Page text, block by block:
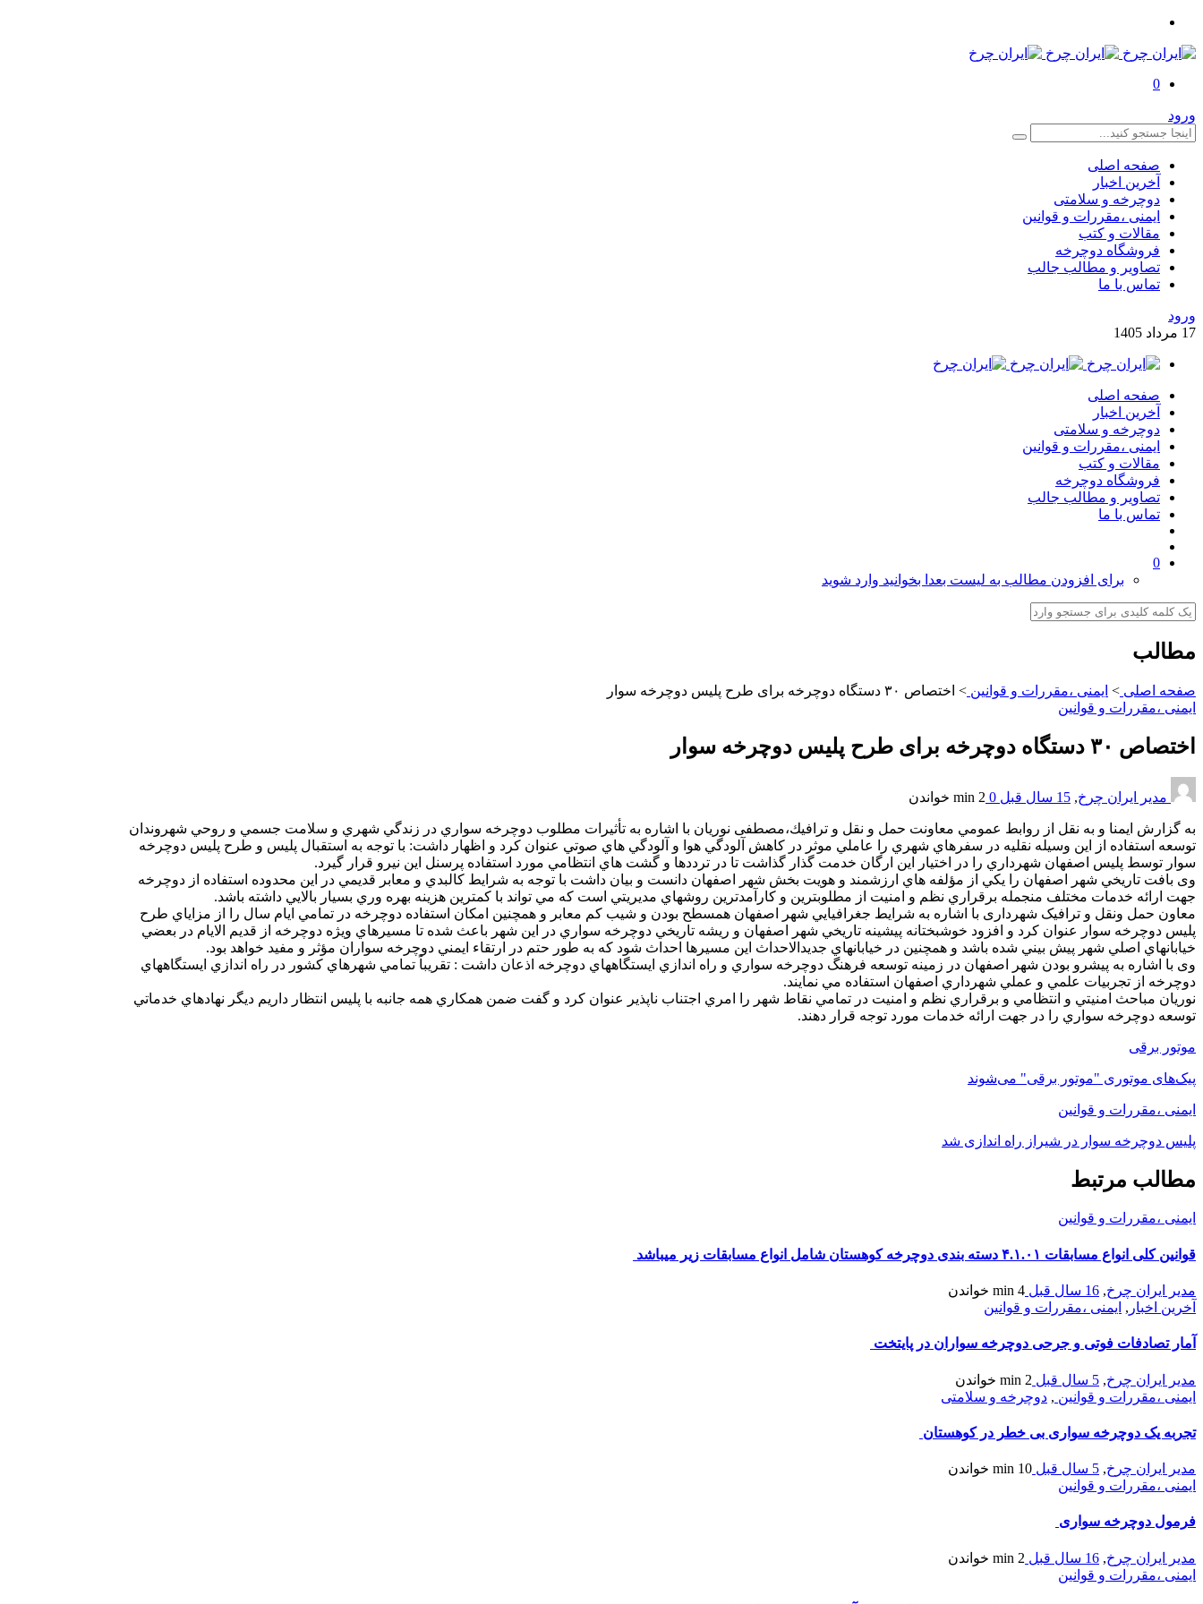
0
ورود
صفحه اصلی
آخرین اخبار
دوچرخه و سلامتی
ایمنی ،مقررات و قوانین
مقالات و کتب
فروشگاه دوچرخه
تصاویر و مطالب جالب
تماس با ما
ورود
17 مرداد 1405
صفحه اصلی
آخرین اخبار
دوچرخه و سلامتی
ایمنی ،مقررات و قوانین
مقالات و کتب
فروشگاه دوچرخه
تصاویر و مطالب جالب
تماس با ما
0
برای افزودن مطالب به لیست بعدا بخوانید وارد شوید
مطالب
صفحه اصلی > ایمنی ،مقررات و قوانین > اختصاص ۳۰ دستگاه دوچرخه برای طرح پلیس دوچرخه سوار
ایمنی ،مقررات و قوانین
اختصاص ۳۰ دستگاه دوچرخه برای طرح پلیس دوچرخه سوار
مدیر ایران چرخ, 15 سال قبل 0
2 min خواندن
به گزارش ایمنا و به نقل از روابط عمومي معاونت حمل و نقل و ترافيك،مصطفی نوريان با اشاره به تأثيرات مطلوب دوچرخه سواري در زندگي شهري و سلامت جسمي و روحي شهروندان
توسعه استفاده از اين وسيله نقليه در سفرهاي شهري را عاملي موثر در كاهش آلودگي هوا و آلودگي هاي صوتي عنوان كرد و اظهار داشت: با توجه به استقبال پليس و طرح پليس دوچرخه
سوار توسط پليس اصفهان شهرداري را در اختيار اين ارگان خدمت گذار گذاشت تا در ترددها و گشت هاي انتظامي مورد استفاده پرسنل اين نيرو قرار گيرد.
وی بافت تاريخي شهر اصفهان را يكي از مؤلفه هاي ارزشمند و هويت بخش شهر اصفهان دانست و بيان داشت با توجه به شرايط كالبدي و معابر قديمي در اين محدوده استفاده از دوچرخه
جهت ارائه خدمات مختلف منجمله برقراري نظم و امنيت از مطلوبترين و كارآمدترين روشهاي مديريتي است كه مي تواند با كمترين هزينه بهره وري بسيار بالايي داشته باشد.
معاون حمل ونقل و ترافیک شهرداری با اشاره به شرايط جغرافيايي شهر اصفهان همسطح بودن و شيب كم معابر و همچنين امكان استفاده دوچرخه در تمامي ايام سال را از مزاياي طرح
پليس دوچرخه سوار عنوان كرد و افزود خوشبختانه پيشينه تاريخي شهر اصفهان و ريشه تاريخي دوچرخه سواري در اين شهر باعث شده تا مسيرهاي ويژه دوچرخه از قديم الايام در بعضي
خيابانهاي اصلي شهر پيش بيني شده باشد و همچنين در خيابانهاي جديدالاحداث اين مسيرها احداث شود كه به طور حتم در ارتقاء ايمني دوچرخه سواران مؤثر و مفيد خواهد بود.
وی با اشاره به پيشرو بودن شهر اصفهان در زمينه توسعه فرهنگ دوچرخه سواري و راه اندازي ايستگاههاي دوچرخه اذعان داشت : تقريباً تمامي شهرهاي كشور در راه اندازي ايستگاههاي
دوچرخه از تجربيات علمي و عملي شهرداري اصفهان استفاده مي نمايند.
نوريان مباحث امنيتي و انتظامي و برقراري نظم و امنيت در تمامي نقاط شهر را امري اجتناب ناپذير عنوان كرد و گفت ضمن همكاري همه جانبه با پليس انتظار داريم ديگر نهادهاي خدماتي
توسعه دوچرخه سواري را در جهت ارائه خدمات مورد توجه قرار دهند.
موتور برقی
پیک‌های موتوری "موتور برقی" می‌شوند
ایمنی ،مقررات و قوانین
پلیس دوچرخه سوار در شیراز راه اندازی شد
مطالب مرتبط
ایمنی ،مقررات و قوانین
قوانین کلی انواع مسابقات ۴.۱.۰۱ دسته بندی دوچرخه کوهستان شامل انواع مسابقات زیر میباشد
مدیر ایران چرخ, 16 سال قبل 4 min
خواندن
آخرین اخبار , ایمنی ،مقررات و قوانین
آمار تصادفات فوتی و جرحی دوچرخه سواران در پایتخت
مدیر ایران چرخ, 5 سال قبل 2 min
خواندن
ایمنی ،مقررات و قوانین , دوچرخه و سلامتی
تجربه یک دوچرخه سواری بی خطر در کوهستان
مدیر ایران چرخ, 5 سال قبل 10 min
خواندن
ایمنی ،مقررات و قوانین
فرمول دوچرخه سواری
مدیر ایران چرخ, 16 سال قبل 2 min
خواندن
ایمنی ،مقررات و قوانین